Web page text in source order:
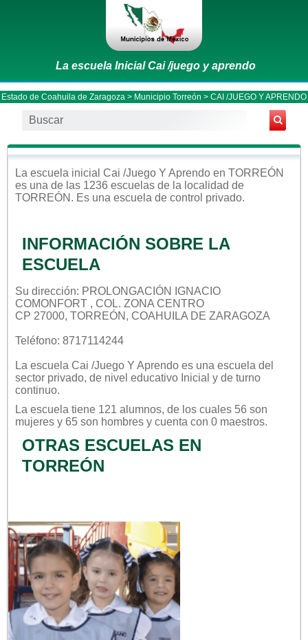
La escuela Inicial Cai /juego y aprendo
Estado de Coahuila de Zaragoza > Municipio Torreón > CAI /JUEGO Y APRENDO
La escuela inicial Cai /juego Y Aprendo en TORREÓN
es una de las 1236 escuelas de la localidad de
TORREÓN . Es una escuela de control privado.
INFORMACIÓN SOBRE LA
ESCUELA
Su dirección: PROLONGACIÓN IGNACIO
COMONFORT , COL. ZONA CENTRO
CP 27000, TORREÓN, COAHUILA DE ZARAGOZA
Teléfono: 8717114244
La escuela Cai /juego Y Aprendo es una escuela del
sector privado, de nivel educativo Inicial y de turno
continuo.
La escuela tiene 121 alumnos, de los cuales 56 son
mujeres y 65 son hombres y cuenta con 0 maestros.
OTRAS ESCUELAS EN
TORREÓN